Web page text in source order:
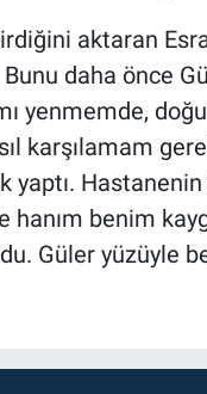
aktaran
daha önce
yenmemde,
karşılamam
yaptı.
benim
Güler yüzüyle